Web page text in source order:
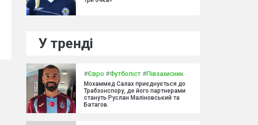
У тренді
#Євро #Футболіст #Півзахисник
Мохаммед Салах приєднується до
Трабзонспору, де його партнерами
стануть Руслан Маліновський та
Батагов.